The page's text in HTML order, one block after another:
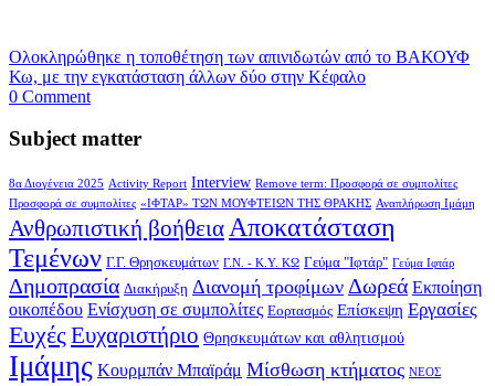
Ολοκληρώθηκε η τοποθέτηση των απινιδωτών από το ΒΑΚΟΥΦ
Κω, με την εγκατάσταση άλλων δύο στην Κέφαλο
0 Comment
Subject matter
8α Διογένεια 2025 Activity Report Interview Remove term: Προσφορά σε συμπολίτες
Προσφορά σε συμπολίτες «ΙΦΤΑΡ» ΤΩΝ ΜΟΥΦΤΕΙΩΝ ΤΗΣ ΘΡΑΚΗΣ Αναπλήρωση Ιμάμη
Ανθρωπιστική βοήθεια Αποκατάσταση
Τεμένων Γ.Γ. Θρησκευμάτων Γ.Ν. - Κ.Υ. ΚΩ Γεύμα "Ιφτάρ" Γεύμα Ιφτάρ
Δημοπρασία Διακήρυξη Διανομή τροφίμων Δωρεά Εκποίηση
οικοπέδου Ενίσχυση σε συμπολίτες Εορτασμός Επίσκεψη Εργασίες
Ευχές Ευχαριστήριο Θρησκευμάτων και αθλητισμού
Ιμάμης Κουρμπάν Μπαϊράμ Μίσθωση κτήματος ΝΕΟΣ